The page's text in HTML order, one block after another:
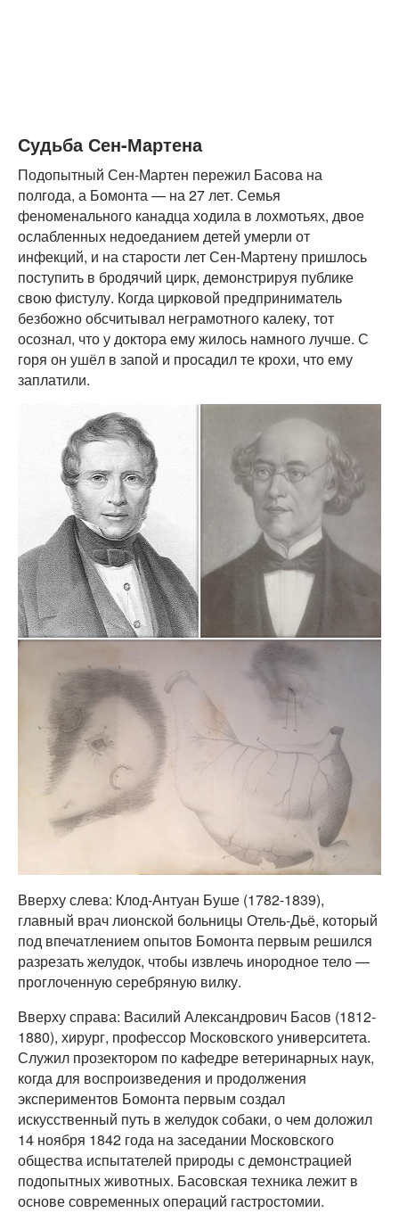
Судьба Сен-Мартена
Подопытный Сен-Мартен пережил Басова на
полгода, а Бомонта — на 27 лет. Семья
феноменального канадца ходила в лохмотьях, двое
ослабленных недоеданием детей умерли от
инфекций, и на старости лет Сен-Мартену пришлось
поступить в бродячий цирк, демонстрируя публике
свою фистулу. Когда цирковой предприниматель
безбожно обсчитывал неграмотного калеку, тот
осознал, что у доктора ему жилось намного лучше. С
горя он ушёл в запой и просадил те крохи, что ему
заплатили.
Вверху слева: Клод-Антуан Буше (1782-1839),
главный врач лионской больницы Отель-Дьё, который
под впечатлением опытов Бомонта первым решился
разрезать желудок, чтобы извлечь инородное тело —
проглоченную серебряную вилку.
Вверху справа: Василий Александрович Басов (1812-
1880), хирург, профессор Московского университета.
Служил прозектором по кафедре ветеринарных наук,
когда для воспроизведения и продолжения
экспериментов Бомонта первым создал
искусственный путь в желудок собаки, о чем доложил
14 ноября 1842 года на заседании Московского
общества испытателей природы с демонстрацией
подопытных животных. Басовская техника лежит в
основе современных операций гастростомии.